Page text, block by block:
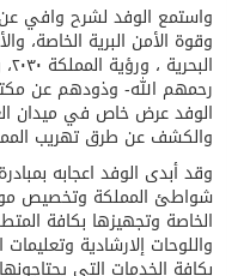
واستمع الوفد لشرح وافي عن
وقوة الأمن البرية الخاصة،
رحمهم الله- وذودهم عن
الوفد عرض خاص في ميدان
والكشف عن طرق تهريب
وقد أبدى الوفد اعجابه
شواطئ المملكة وتخصيص
الخاصة وتجهيزها بكافة
واللوحات إلارشادية
بكافة الخدمات التي